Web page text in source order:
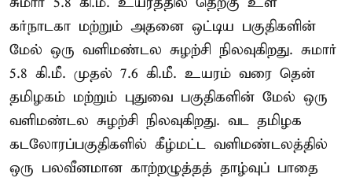
கர்நாடகா மற்றும் அதனை ஒட்டிய பகுதிகளின்
மேல் ஒரு வளிமண்டல சுழற்சி நிலவுகிறது. சுமார்
5.8 கி.மீ. முதல் 7.6 கி.மீ. உயரம் வரை தென்
தமிழகம் மற்றும் புதுவை பகுதிகளின் மேல் ஒரு
வளிமண்டல சுழற்சி நிலவுகிறது. வட தமிழக
கடலோரப்பகுதிகளில் கீழ்மட்ட வளிமண்டலத்தில்
ஒரு பலவீனமான காற்றழுத்தத் தாழ்வுப் பாதை